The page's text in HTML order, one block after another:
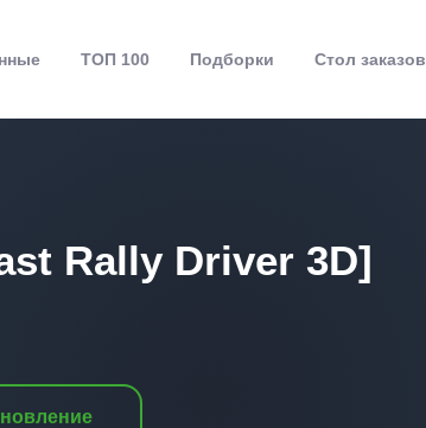
ТОП 100 Подборки Стол заказов
Rally Driver 3D]